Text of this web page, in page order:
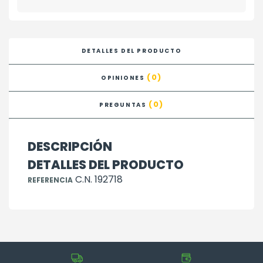
DETALLES DEL PRODUCTO
OPINIONES (0)
PREGUNTAS (0)
DESCRIPCIÓN
DETALLES DEL PRODUCTO
REFERENCIA C.N. 192718